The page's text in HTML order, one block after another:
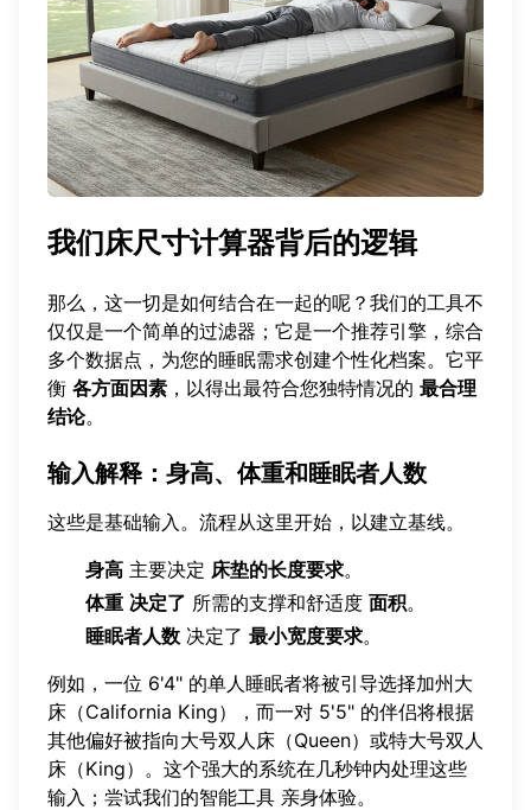
我们床尺寸计算器背后的逻辑
那么，这一切是如何结合在一起的呢？我们的工具不
仅仅是一个简单的过滤器；它是一个推荐引擎，综合
多个数据点，为您的睡眠需求创建个性化档案。它平
衡 各方面因素 ，以得出最符合您独特情况的 最合理
结论。
输入解释：身高、体重和睡眠者人数
这些是基础输入。流程从这里开始，以建立基线。
身高 主要决定 床垫的长度要求。
体重 决定了 所需的支撑和舒适度 面积。
睡眠者人数 决定了 最小宽度要求。
例如，一位 6'4" 的单人睡眠者将被引导选择加州大
床（California King），而一对 5'5" 的伴侣将根据
其他偏好被指向大号双人床（Queen）或特大号双人
床（King）。这个强大的系统在几秒钟内处理这些
输入； 尝试我们的智能工具 亲身体验。